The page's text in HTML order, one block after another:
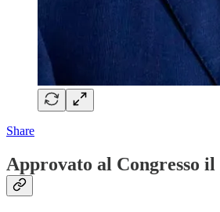
Share
Approvato al Congresso